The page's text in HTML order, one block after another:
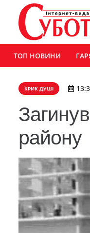
ТОП НОВИНИ
КРИК ДУШІ
району